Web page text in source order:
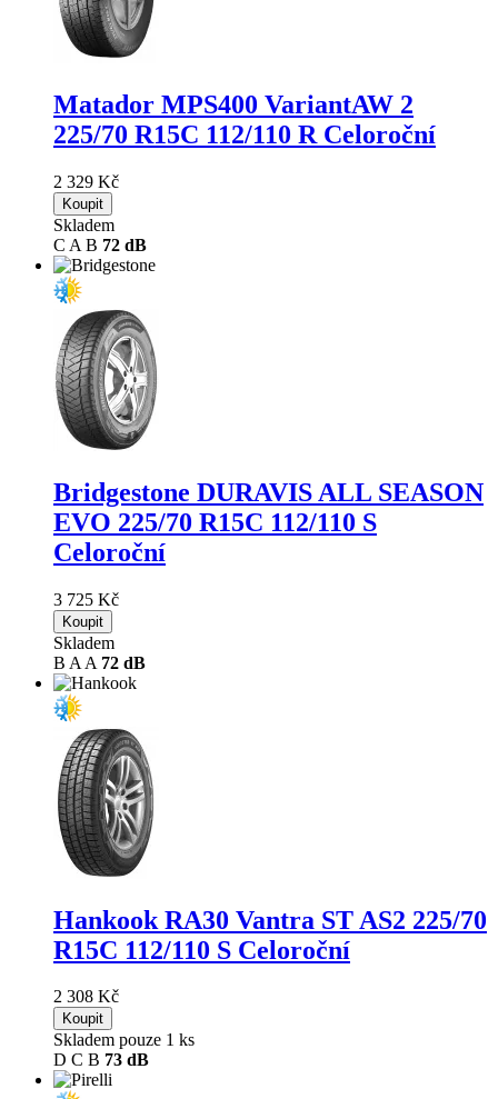
Matador MPS400 VariantAW 2
225/70 R15C 112/110 R Celoroční
2 329 Kč
Koupit
Skladem
C A B 72 dB
Bridgestone DURAVIS ALL SEASON
EVO 225/70 R15C 112/110 S
Celoroční
3 725 Kč
Koupit
Skladem
B A A 72 dB
Hankook RA30 Vantra ST AS2 225/70
R15C 112/110 S Celoroční
2 308 Kč
Koupit
Skladem pouze 1 ks
D C B 73 dB